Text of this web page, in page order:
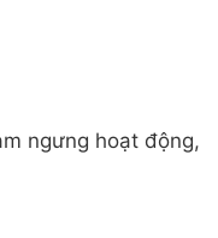
ngưng hoạt động,